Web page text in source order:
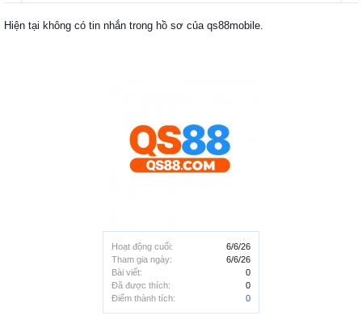
Hoạt động cuối:
6/6/26
Tham gia ngày:
6/6/26
Bài viết:
0
Đã được thích:
0
Điểm thành tích:
0
Hiện tại không có tin nhắn trong hồ sơ của qs88mobile.